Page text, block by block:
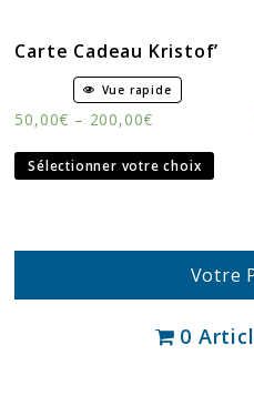
Carte Cadeau Kristof’
Vue rapide
50,00€ – 200,00€
Sélectionner votre choix
Votre
0